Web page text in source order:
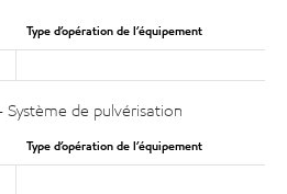
Type d’opération de l’équipement
de pulvérisation
Type d’opération de l’équipement